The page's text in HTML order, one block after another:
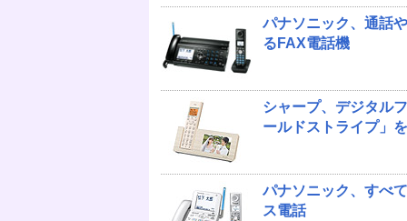
パナソニック、通話
るFAX電話機
シャープ、デジタル
ールドストライプ」
パナソニック、すべ
ス電話